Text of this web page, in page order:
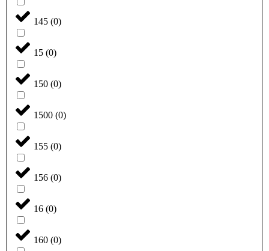
145 (0)
15 (0)
150 (0)
1500 (0)
155 (0)
156 (0)
16 (0)
160 (0)